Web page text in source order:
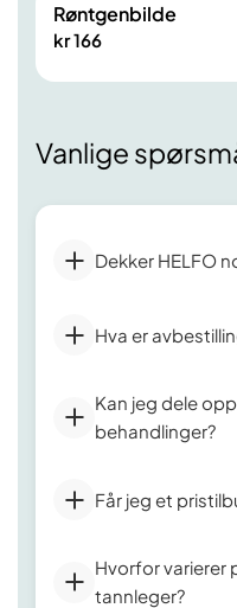
Røntgenbilde
kr 166
Vanlige
Dekker HELFO
Hva er
Kan jeg dele
behandlinger?
Får jeg et
Hvorfor varierer
tannleger?